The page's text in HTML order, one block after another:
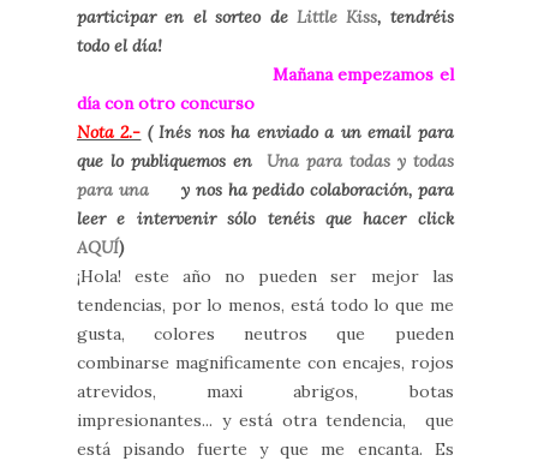
participar en el sorteo de Little Kiss, tendréis
todo el día!
Mañana empezamos el
día con otro concurso
Nota 2.- ( Inés nos ha enviado a un email para
que lo publiquemos en Una para todas y todas
para unay nos ha pedido colaboración, para
leer e intervenir sólo tenéis que hacer click
AQUÍ)
¡Hola! este año no pueden ser mejor las
tendencias, por lo menos, está todo lo que me
gusta, colores neutros que pueden
combinarse magnificamente con encajes, rojos
atrevidos, maxi abrigos, botas
impresionantes... y está otra tendencia, que
está pisando fuerte y que me encanta. Es